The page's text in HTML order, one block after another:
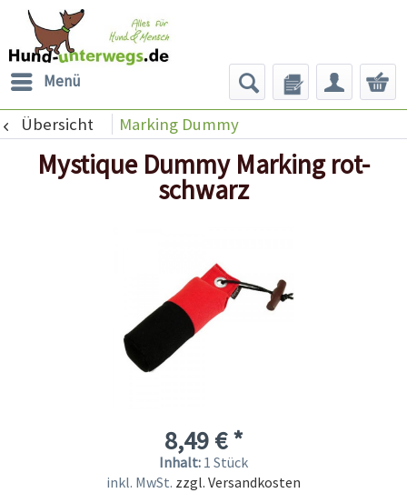
Menü
Übersicht Marking Dummy
Mystique Dummy Marking rot-
schwarz
8,49 € *
Inhalt: 1 Stück
inkl. MwSt. zzgl. Versandkosten